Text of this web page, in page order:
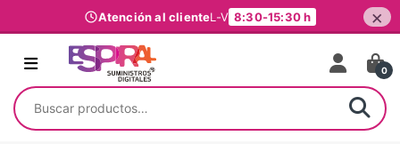
Atención al clienteL-V 8:30-15:30 h ×
Ir al contenido
0
Buscar por: